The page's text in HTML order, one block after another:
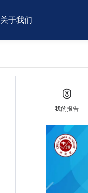
关于我们
我的报告